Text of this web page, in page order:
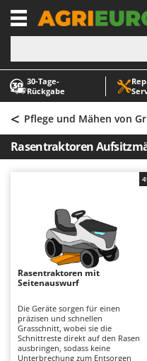
30‑Tage-
Rückgabe
-1
A
Abbeermaschinen -
Abfüllgeräte
Akku Gartenscheren
Akku Gras- und
Alu-Teleskopleitern
Anbaubagger
Arbeitsschutzkleidung
Aschesauger
Astkettensägen -
Astscheren
Atemschutzgeräte
A
ABAC
AgriEuro Premium
AgriEuro TOP-LINE
AGT
AL-KO
ALA 2000
Alce
Alpina
Ama
Ambrogio Robot
Annovi Reverberi
< Pflege und Mähen von
Rasentraktoren
Rasentraktoren mit
Seitenauswurf
Die Geräte sorgen für einen
präzisen und schnellen
Grasschnitt, wobei sie die
Schnittreste direkt auf den Rasen
ausbringen, sodass keine
Unterbrechung zum Entsorgen